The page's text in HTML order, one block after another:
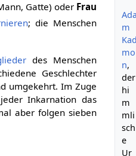
Ada
m
Kad
mo
n,
der
hi
m
mli
sch
e
Ur
Gatte) oder Frau
; die Menschen
des Menschen
Geschlechter
umgekehrt. Im Zuge
Inkarnation das
aber folgen sieben